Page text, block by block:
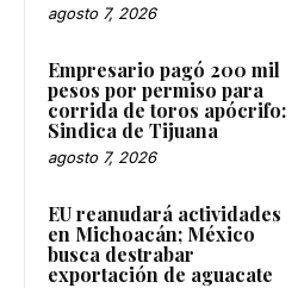
agosto 7, 2026
Empresario pagó 200 mil
pesos por permiso para
corrida de toros apócrifo:
Sindica de Tijuana
agosto 7, 2026
EU reanudará actividades
en Michoacán; México
busca destrabar
exportación de aguacate